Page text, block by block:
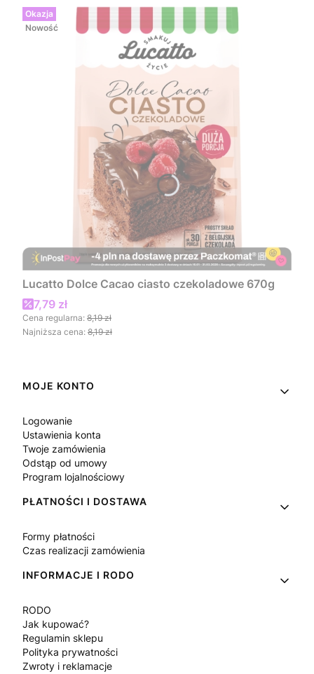
Okazja
Nowość
Lucatto Dolce Cacao ciasto czekoladowe 670g
Cena promocyjna
7,79 zł
Cena regularna: 8,19 zł
Najniższa cena: 8,19 zł
Linki w stopce
MOJE KONTO
Logowanie
Ustawienia konta
Twoje zamówienia
Odstąp od umowy
Program lojalnościowy
PŁATNOŚCI I DOSTAWA
Formy płatności
Czas realizacji zamówienia
INFORMACJE I RODO
RODO
Jak kupować?
Regulamin sklepu
Polityka prywatności
Zwroty i reklamacje